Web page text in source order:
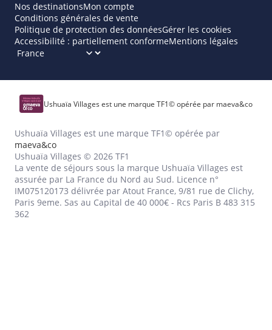
Nos destinationsMon compte
Conditions générales de vente
Politique de protection des donnéesGérer les cookies
Accessibilité : partiellement conformeMentions légales
Ushuaïa Villages est une marque TF1© opérée par maeva&co
Ushuaïa Villages est une marque TF1© opérée par
maeva&co
Ushuaïa Villages © 2026 TF1
La vente de séjours sous la marque Ushuaïa Villages est
assurée par La France du Nord au Sud. Licence n°
IM075120173 délivrée par Atout France, 9/81 rue de Clichy,
Paris 9eme. Sas au Capital de 40 000€ - Rcs Paris B 483 315
362